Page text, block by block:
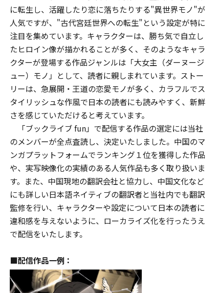
に転生し、活躍したり恋に落ちたりする"異世界モノ"が
人気ですが、"古代宮廷世界への転生"という設定が特に
注目を集めています。キャラクターは、勝ち気で自立し
たヒロイン像が描かれることが多く、そのようなキャラ
クターが登場する作品ジャンルは「大女主（ダーヌージ
ュー）モノ」として、読者に親しまれています。ストー
リーは、急展開・王道の恋愛モノが多く、カラフルでス
タイリッシュな作風で日本の読者にも読みやすく、新鮮
さを感じていただけると考えています。
「ブックライブ fun」で配信する作品の選定には当社
のメンバーが全点査読し、決定いたしました。中国のマ
ンガプラットフォームでランキング１位を獲得した作品
や、実写映像化の実績のある人気作品も多く取り扱いま
す。また、中国現地の翻訳会社と協力し、中国文化など
にも詳しい日本語ネイティブの翻訳者と当社内でも翻訳
監修を行い、キャラクターや設定について日本の読者に
違和感を与えないように、ローカライズ化を行ったうえ
で配信をいたします。
■配信作品一例：